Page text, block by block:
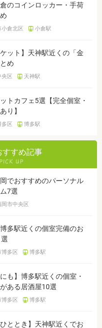
倉のコインロッカー・手荷
倉北区 小倉駅
ケット】天神駅近くの「金
め
区 天神駅
トカフェ5選【完全個室・
り】
区 博多駅
すすめ記事
岡でおすすめのパーソナル
7選
岡市中央区
博多駅近くの個室完備のお
多区 博多駅
も】博多駅近くの個室・
ある居酒屋10選
多区 博多駅
ひととき】天神駅近くでお